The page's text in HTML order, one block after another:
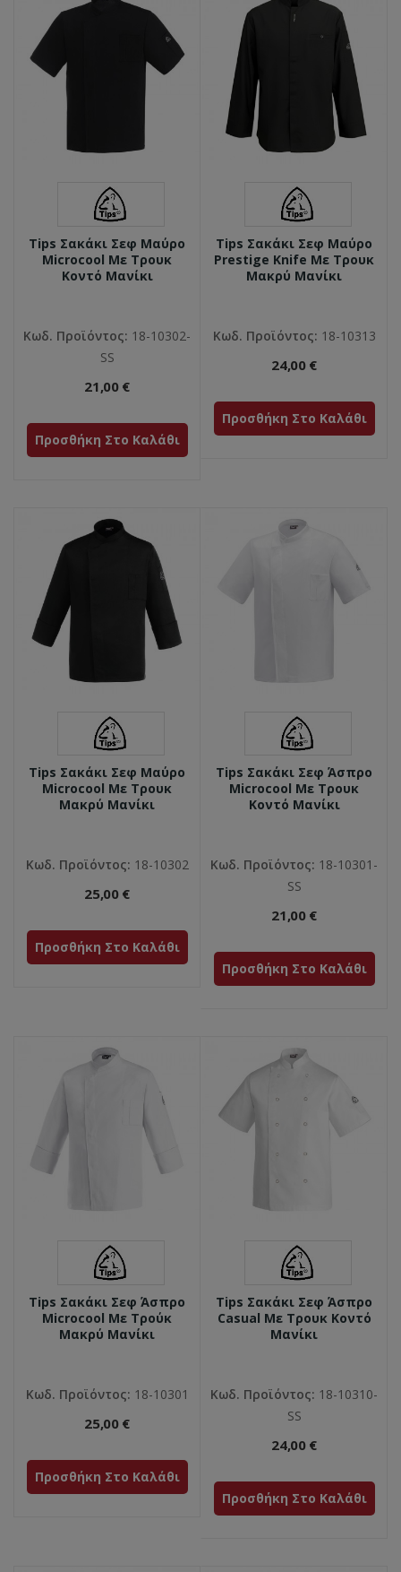
Tips Σακάκι Σεφ Μαύρο
Microcool Με Τρουκ
Κοντό Μανίκι
Κωδ. Προϊόντος: 18-10302-
SS
21,00 €
Προσθήκη Στο Καλάθι
Tips Σακάκι Σεφ Μαύρο
Prestige Knife Με Τρουκ
Μακρύ Μανίκι
Κωδ. Προϊόντος: 18-10313
24,00 €
Προσθήκη Στο Καλάθι
Tips Σακάκι Σεφ Μαύρο
Microcool Με Τρουκ
Μακρύ Μανίκι
Κωδ. Προϊόντος: 18-10302
25,00 €
Προσθήκη Στο Καλάθι
Tips Σακάκι Σεφ Άσπρο
Microcool Με Τρουκ
Κοντό Μανίκι
Κωδ. Προϊόντος: 18-10301-
SS
21,00 €
Προσθήκη Στο Καλάθι
Tips Σακάκι Σεφ Άσπρο
Microcool Με Τρούκ
Μακρύ Μανίκι
Κωδ. Προϊόντος: 18-10301
25,00 €
Προσθήκη Στο Καλάθι
Tips Σακάκι Σεφ Άσπρο
Casual Με Τρουκ Κοντό
Μανίκι
Κωδ. Προϊόντος: 18-10310-
SS
24,00 €
Προσθήκη Στο Καλάθι